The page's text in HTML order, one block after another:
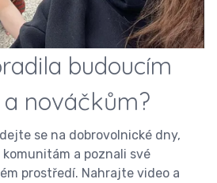
budoucím
nováčkům?
se na dobrovolnické dny,
a poznali své
prostředí. Nahrajte video a